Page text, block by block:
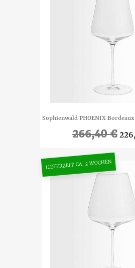
Sophienwald PHOENIX
266,40 €
LIEFERZEIT CA. 2 WOCHEN